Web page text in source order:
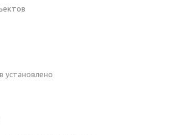
установлено